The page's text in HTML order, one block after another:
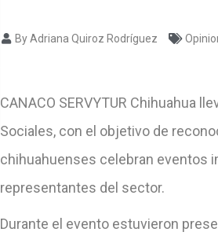
By Adriana Quiroz Rodríguez
CANACO SERVYTUR Chihuahua
Sociales, con el objetivo de
chihuahuenses celebran eventos
representantes del sector.
Durante el evento estuvieron